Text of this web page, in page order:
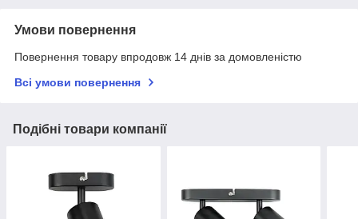
Умови повернення
Повернення товару впродовж 14 днів за домовленістю
Всі умови повернення
Подібні товари компанії